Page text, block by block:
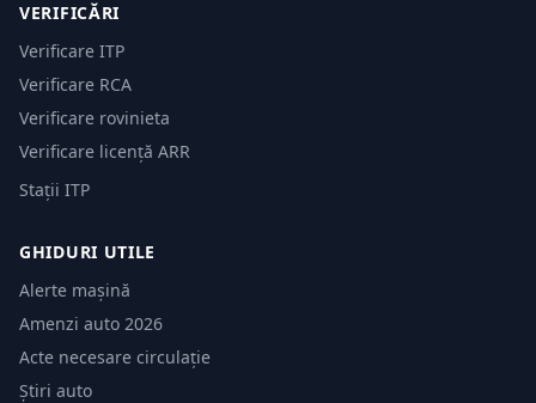
VERIFICĂRI
Verificare ITP
Verificare RCA
Verificare rovinieta
Verificare licență ARR
Stații ITP
GHIDURI UTILE
Alerte mașină
Amenzi auto 2026
Acte necesare circulație
Știri auto